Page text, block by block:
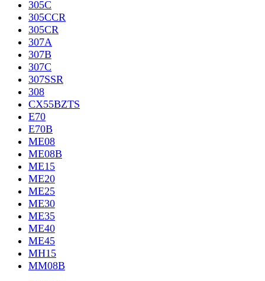
305C
305CCR
305CR
307A
307B
307C
307SSR
308
CX55BZTS
E70
E70B
ME08
ME08B
ME15
ME20
ME25
ME30
ME35
ME40
ME45
MH15
MM08B